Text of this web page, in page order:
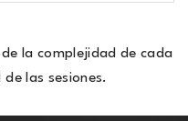
la complejidad de cada
las sesiones.